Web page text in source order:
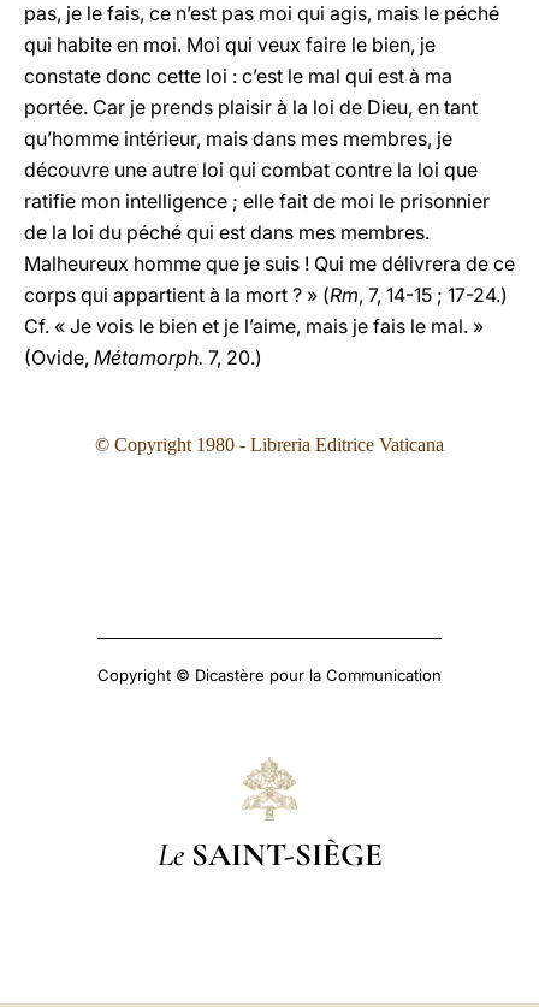
pas, je le fais, ce n’est pas moi qui agis, mais le péché
qui habite en moi. Moi qui veux faire le bien, je
constate donc cette loi : c’est le mal qui est à ma
portée. Car je prends plaisir à la loi de Dieu, en tant
qu’homme intérieur, mais dans mes membres, je
découvre une autre loi qui combat contre la loi que
ratifie mon intelligence ; elle fait de moi le prisonnier
de la loi du péché qui est dans mes membres.
Malheureux homme que je suis ! Qui me délivrera de ce
corps qui appartient à la mort ? » (Rm, 7, 14-15 ; 17-24.)
Cf. « Je vois le bien et je l’aime, mais je fais le mal. »
(Ovide, Métamorph. 7, 20.)
© Copyright 1980 - Libreria Editrice Vaticana
Copyright © Dicastère pour la Communication
Le SAINT-SIÈGE